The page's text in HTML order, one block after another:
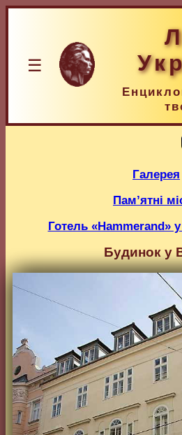
☰
Галерея
Пам’ятні
Готель «Hammerand»
Будинок у